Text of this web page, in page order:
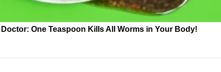
Doctor: One Teaspoon Kills All Worms in Your Body!